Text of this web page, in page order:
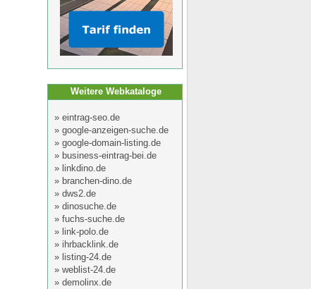
Weitere Webkataloge
» eintrag-seo.de
» google-anzeigen-suche.de
» google-domain-listing.de
» business-eintrag-bei.de
» linkdino.de
» branchen-dino.de
» dws2.de
» dinosuche.de
» fuchs-suche.de
» link-polo.de
» ihrbacklink.de
» listing-24.de
» weblist-24.de
» demolinx.de